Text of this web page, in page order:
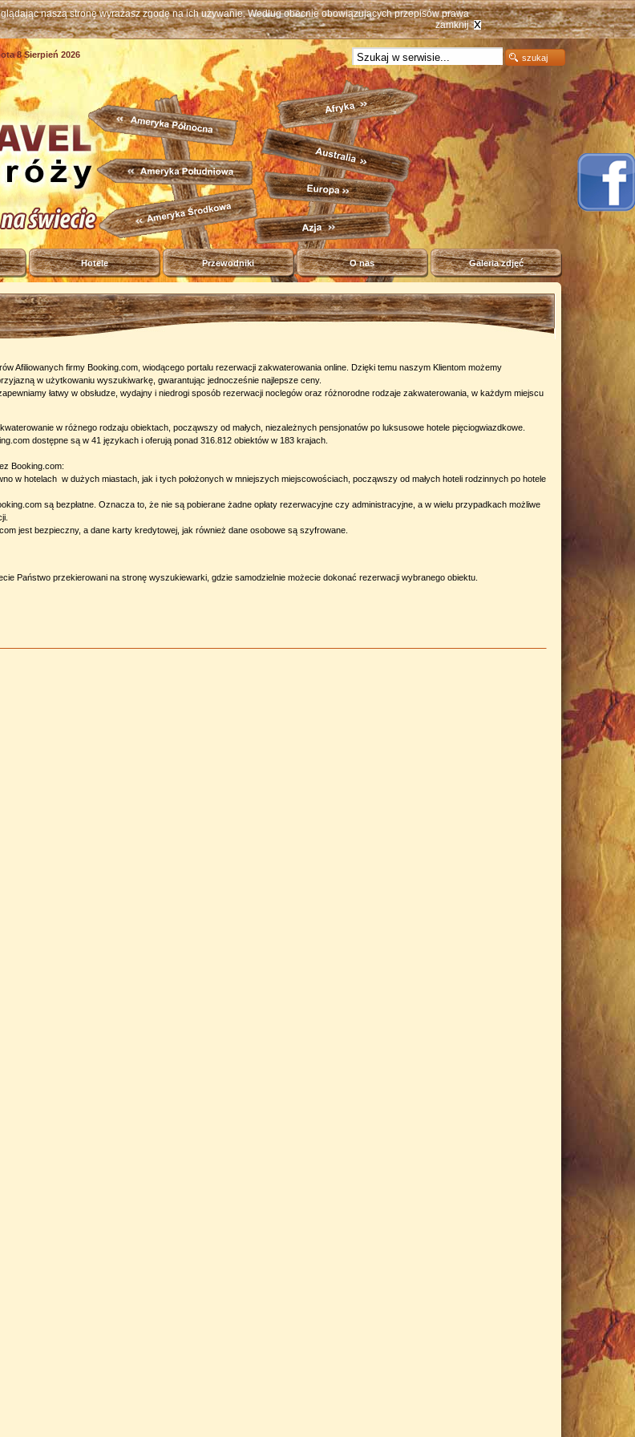
naszą stronę wyrażasz zgodę na ich używanie. Według obecnie obowiązujących przepisów prawa
zamknij
8 Sierpień 2026
Hotele Przewodniki O nas Galeria zdjęć
Afiliowanych firmy Booking.com, wiodącego portalu rezerwacji zakwaterowania online. Dzięki temu naszym Klientom możemy
w użytkowaniu wyszukiwarkę, gwarantując jednocześnie najlepsze ceny.
łatwy w obsłudze, wydajny i niedrogi sposób rezerwacji noclegów oraz różnorodne rodzaje zakwaterowania, w każdym miejscu
w różnego rodzaju obiektach, począwszy od małych, niezależnych pensjonatów po luksusowe hotele pięciogwiazdkowe.
dostępne są w 41 językach i oferują ponad 316.812 obiektów w 183 krajach.
Booking.com:
w hotelach w dużych miastach, jak i tych położonych w mniejszych miejscowościach, począwszy od małych hoteli rodzinnych po hotele
są bezpłatne. Oznacza to, że nie są pobierane żadne opłaty rezerwacyjne czy administracyjne, a w wielu przypadkach możliwe
jest bezpieczny, a dane karty kredytowej, jak również dane osobowe są szyfrowane.
Państwo przekierowani na stronę wyszukiewarki, gdzie samodzielnie możecie dokonać rezerwacji wybranego obiektu.